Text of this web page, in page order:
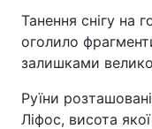
Танення снігу на
оголило
залишками
Руїни
Ліфос, висота